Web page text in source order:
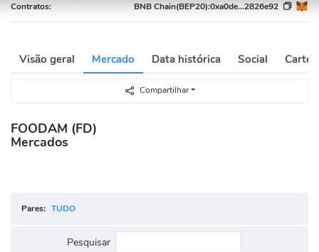
Contratos: BNB Chain(BEP20):0xa0de...2826e92
Visão geral Mercado Data histórica Social
Compartilhar
FOODAM (FD)
Mercados
Pares: TUDO
Pesquisar